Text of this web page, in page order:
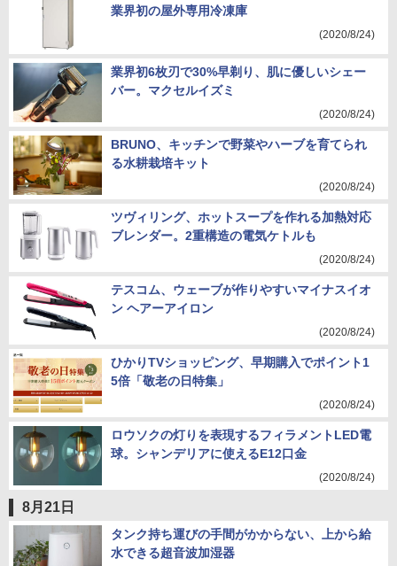
業界初の屋外専用冷凍庫
(2020/8/24)
業界初6枚刃で30%早剃り、肌に優しいシェー
バー。マクセルイズミ
(2020/8/24)
BRUNO、キッチンで野菜やハーブを育てられ
る水耕栽培キット
(2020/8/24)
ツヴィリング、ホットスープを作れる加熱対応
ブレンダー。2重構造の電気ケトルも
(2020/8/24)
テスコム、ウェーブが作りやすいマイナスイオ
ン ヘアーアイロン
(2020/8/24)
ひかりTVショッピング、早期購入でポイント1
5倍「敬老の日特集」
(2020/8/24)
ロウソクの灯りを表現するフィラメントLED電
球。シャンデリアに使えるE12口金
(2020/8/24)
8月21日
タンク持ち運びの手間がかからない、上から給
水できる超音波加湿器